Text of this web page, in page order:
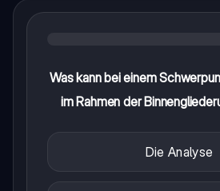
Was kann bei einem
im Rahmen der
Die Analyse